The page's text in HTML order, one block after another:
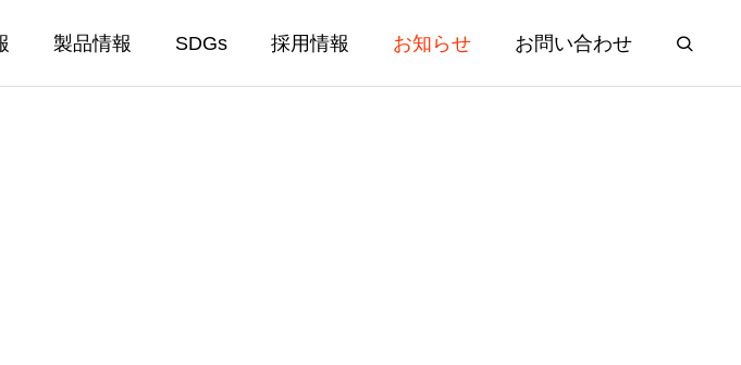
製品情報 SDGs 採用情報 お知らせ お問い合わせ